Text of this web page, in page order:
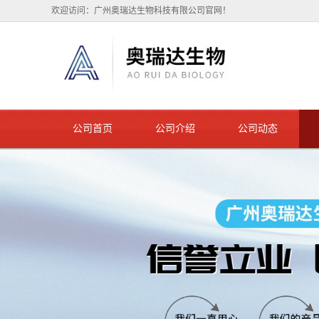
欢迎访问：广州奥瑞达生物科技有限公司官网！
公司首页 公司介绍 公司动态